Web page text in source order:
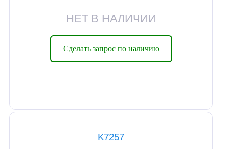
НЕТ В НАЛИЧИИ
Сделать запрос по наличию
K7257